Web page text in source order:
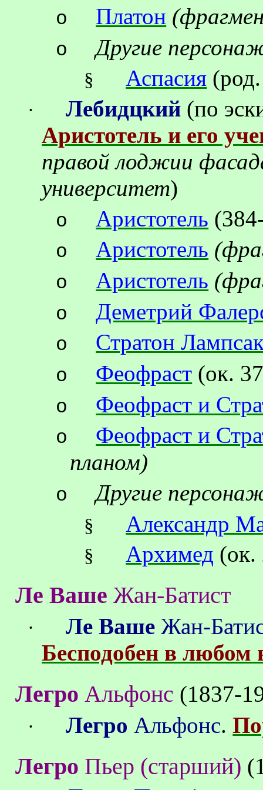
o Платон (
o Другие
§ Аспасия
· Лебидцкий (по
Аристотель и его
правой лоджии
университет)
o Аристотель
o Аристотель (
o Аристотель (
o Деметрий
o Стратон
o Феофраст (ок.
o Феофраст и
o
Феофраст и
планом)
o Другие
§ Александр
§ Архимед (ок.
Ле Ваше Жан-Батист
· Ле Ваше Жан-
Бесподобен в любом
Легро Альфонс (1837-
· Легро Альфонс.
Легро Пьер (старший)